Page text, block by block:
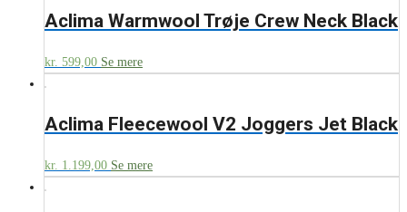
Aclima Warmwool Trøje Crew Neck Black
kr. 599,00 Se mere
Aclima Fleecewool V2 Joggers Jet Black
kr. 1.199,00 Se mere